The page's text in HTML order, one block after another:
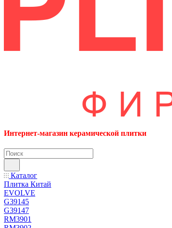
Интернет-магазин керамической плитки
Каталог
Плитка Китай
EVOLVE
G39145
G39147
RM3901